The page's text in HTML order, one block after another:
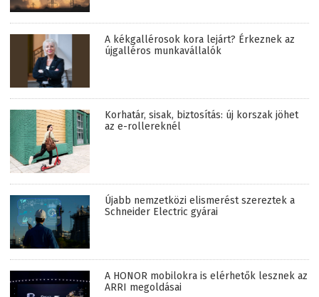
A kékgallérosok kora lejárt? Érkeznek az
újgalléros munkavállalók
Korhatár, sisak, biztosítás: új korszak jöhet
az e-rollereknél
Újabb nemzetközi elismerést szereztek a
Schneider Electric gyárai
A HONOR mobilokra is elérhetők lesznek az
ARRI megoldásai